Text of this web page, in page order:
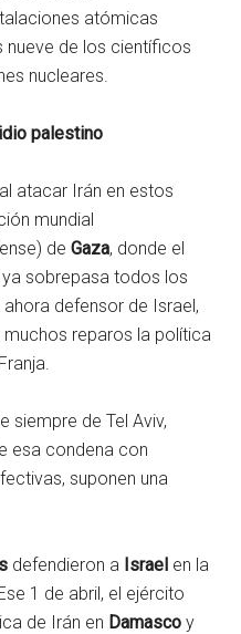
atómicas
nueve de los científicos
nucleares.
palestino
atacar Irán en estos
mundial
deGaza, donde el
sobrepasa todos los
ahora defensor de Israel,
reparos la política
siempre de Tel Aviv,
esa condena con
suponen una
defendieron a Israel en la
1 de abril, el ejército
de Irán en Damascoy